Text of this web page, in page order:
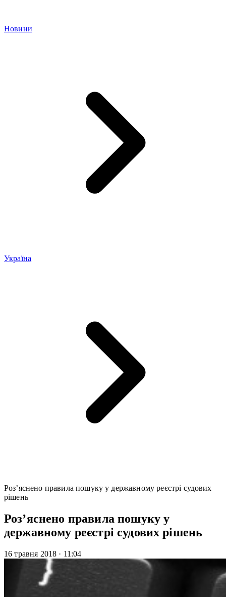
Новини
Україна
Роз’яснено правила пошуку у державному реєстрі судових
рішень
Роз’яснено правила пошуку у
державному реєстрі судових рішень
16 травня 2018 · 11:04